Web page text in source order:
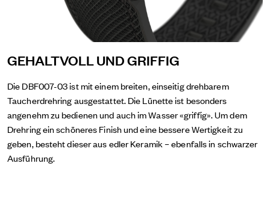
GEHALTVOLL UND GRIFFIG
Die DBF007-03 ist mit einem breiten, einseitig drehbarem
Taucherdrehring ausgestattet. Die Lünette ist besonders
angenehm zu bedienen und auch im Wasser «griffig». Um dem
Drehring ein schöneres Finish und eine bessere Wertigkeit zu
geben, besteht dieser aus edler Keramik – ebenfalls in schwarzer
Ausführung.